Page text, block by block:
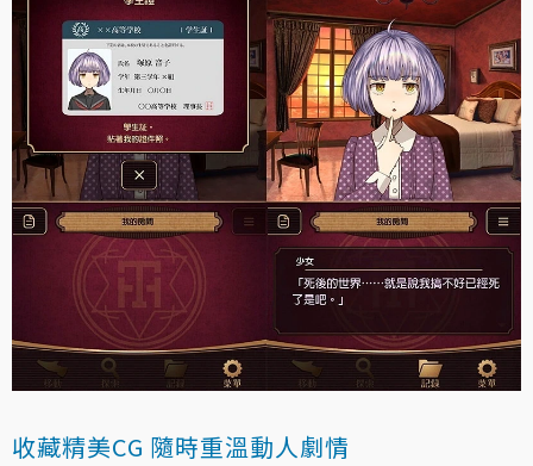
收藏精美CG 隨時重溫動人劇情